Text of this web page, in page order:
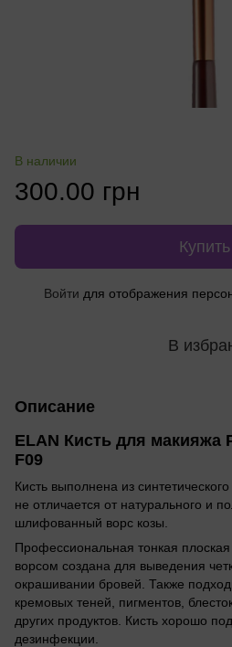
В наличии
300.00 грн
Купить
Войти для отображения
В
Описание
ELAN Кисть для макияжа
F09
Кисть выполнена из
не отличается от натурального и
шлифованный ворс козы.
Профессиональная тонкая плоская
ворсом создана для выведения
окрашивании бровей. Также
кремовых теней, пигментов,
других продуктов. Кисть хорошо
дезинфекции.